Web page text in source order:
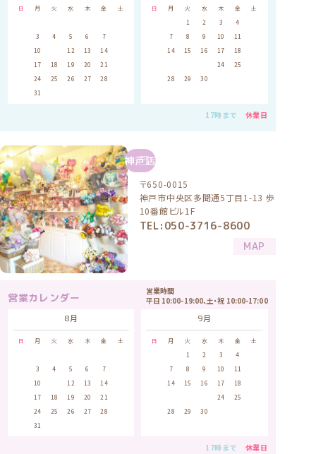
日 月 火 水 木 金
土
3 4 5 6 7
10 12 13 14
17 18 19 20 21
24 25 26 27 28
31
日 月 火 水 木 金
土
1
2 3 4
7 8 9 10 11
14 15 16 17 18
24 25
28 29 30
17時まで 休業日
神戸店
〒650-0015
神戸市中央区多聞通5丁目1-13 歩
10番館ビル1F
TEL:050-3716-8600
MAP
営業カレンダー
営業時間
平日 10:00-19:00、土・祝 10:00-17:00
8月
日 月 火 水 木 金
土
3 4 5 6 7
10 12 13 14
17 18 19 20 21
24 25 26 27 28
31
9月
日 月 火 水 木 金
土
1
2 3 4
7 8 9 10 11
14 15 16 17 18
24 25
28 29 30
17時まで 休業日